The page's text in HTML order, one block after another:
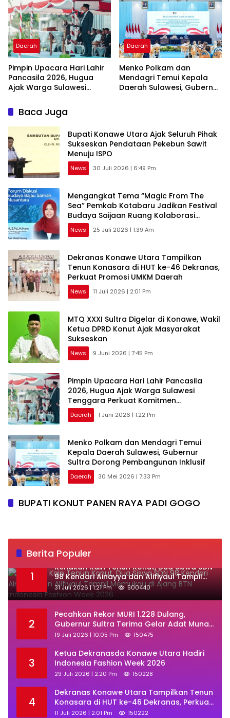
Daerah
Pimpin Upacara Hari Lahir
Pancasila 2026, Hugua
Ajak Warga Sulawesi
Komitmen Kebangsaan
Daerah
Menko Polkam dan
Mendagri Temui Kepala
Daerah Sulawesi, Gubernur
Baca Juga
Bupati Konawe Utara Ajak Seluruh Pihak
Sukseskan Pendataan Pekebun Sawit
Menuju ISPO
News 30 Juli 2026 | 6:49 Pm
Mengangkat Tema “Magic From The
Sea” Pemkab Kotabaru Jadikan Festival
Budaya Saijaan Ruang Kolaborasi
Pelestarian Budaya Bajau
News 25 Juli 2026 | 1:39 Am
Dekranas Konawe Utara Tampilkan
Tenun Konasara di HUT ke-46 Dekranas,
Perkuat Promosi UMKM Daerah
News 11 Juli 2026 | 2:01 Pm
MTQ XXXI Sultra Digelar di Konawe, Wakil
Ketua DPRD Konut Ajak Masyarakat
Sukseskan
News 9 Juni 2026 | 7:45 Pm
Pimpin Upacara Hari Lahir Pancasila
2026, Hugua Ajak Warga Sulawesi
Tenggara Perkuat Komitmen
Kebangsaan
Daerah 1 Juni 2026 | 1:22 Pm
Menko Polkam dan Mendagri Temui
Kepala Daerah Sulawesi, Gubernur
Sultra Dorong Pembangunan Inklusif
Daerah 30 Mei 2026 | 7:33 Pm
BUPATI KONUT PANEN RAYA PADI GOGO
Berita Populer
1
‎Kenakan Kain Tenun Konut, Dua Siswa SDN
98 Kendari Ainayya dan Alifiyaul Tampil
Memukau di Ajang BTN Indonesia Fashion
Week 2026
31 Juli 2026 | 1:21 Pm 500440
2
Pecahkan Rekor MURI 1.228 Dulang,
Gubernur Sultra Terima Gelar Adat Muna
dan Ajak KKMM Bersinergi
19 Juli 2026 | 10:05 Pm 150475
3
Ketua Dekranasda Konawe Utara Hadiri
Indonesia Fashion Week 2026
29 Juli 2026 | 2:20 Pm 150228
4
Dekranas Konawe Utara Tampilkan Tenun
Konasara di HUT ke-46 Dekranas, Perkuat
Promosi UMKM Daerah
11 Juli 2026 | 2:01 Pm 150222